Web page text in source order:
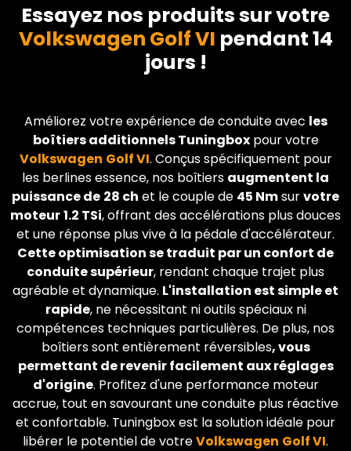
Essayez nos produits sur votre
Volkswagen Golf VI pendant 14
jours !
Améliorez votre expérience de conduite avec les
boîtiers additionnels Tuningboxpour votre
Volkswagen Golf VI. Conçus spécifiquement pour
les berlines essence, nos boîtiers augmentent la
puissance de 28 ch et le couple de 45 Nmsurvotre
moteur1.2 TSi, offrant des accélérations plus douces
et une réponse plus vive à la pédale d'accélérateur.
Cette optimisation se traduit par un confort de
conduite supérieur, rendant chaque trajet plus
agréable et dynamique. L'installation est simple et
rapide, ne nécessitant ni outils spéciaux ni
compétences techniques particulières. De plus, nos
boîtiers sont entièrement réversibles, vous
permettant de revenir facilement aux réglages
d'origine. Profitez d'une performance moteur
accrue, tout en savourant une conduite plus réactive
et confortable. Tuningbox est la solution idéale pour
libérer le potentiel de votreVolkswagen Golf VI.